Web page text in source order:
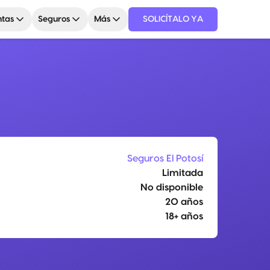
Seguros Más SOLICÍTALO YA
Seguros El Potosí
Limitada
No disponible
20 años
18+ años